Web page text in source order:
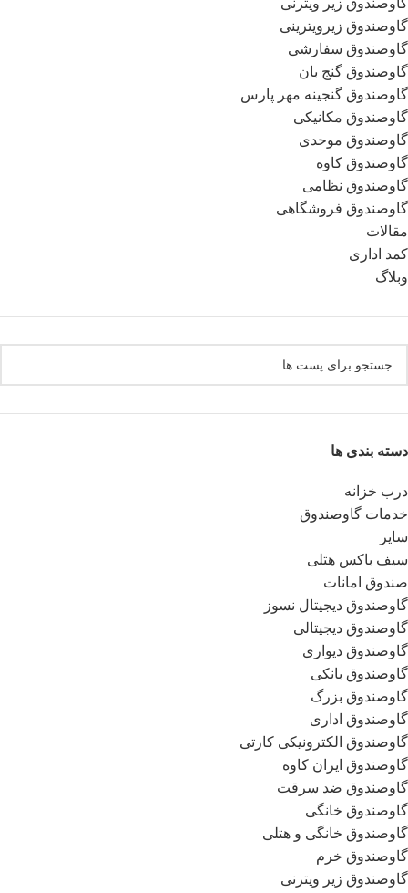
گاوصندوق زیر ویترنی
گاوصندوق زیرویترینی
گاوصندوق سفارشی
گاوصندوق گنج بان
گاوصندوق گنجینه مهر پارس
گاوصندوق مکانیکی
گاوصندوق موحدی
گاوصندوق کاوه
گاوصندوق نظامی
گاوصندوق فروشگاهی
مقالات
کمد اداری
وبلاگ
دسته بندی ها
درب خزانه
خدمات گاوصندوق
سایر
سیف باکس هتلی
صندوق امانات
گاوصندوق دیجیتال نسوز
گاوصندوق دیجیتالی
گاوصندوق دیواری
گاوصندوق بانکی
گاوصندوق بزرگ
گاوصندوق اداری
گاوصندوق الکترونیکی کارتی
گاوصندوق ایران کاوه
گاوصندوق ضد سرقت
گاوصندوق خانگی
گاوصندوق خانگی و هتلی
گاوصندوق خرم
گاوصندوق زیر ویترنی